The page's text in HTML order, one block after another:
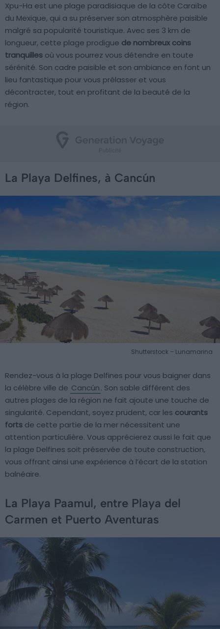
Xpu-Ha est une plage paradisiaque de la côte Caraïbe
du Mexique, qui a su préserver son atmosphère paisible
malgré sa popularité touristique. Avec ses 3 km de
longueur, cette plage prodigue de nombreux coins
tranquilles où vous pourrez vous détendre en toute
sérénité. Son cadre paisible et son ambiance en font un
lieu fantastique pour vous prélasser et vous
décontracter, tout en profitant de la beauté de la
région.
La Playa Delfines, à Cancún
Shutterstock – Lunamarina
Rendez-vous à la plage Delfines pour vous baigner dans
la célèbre ville de Cancún. Son sable différent des
autres plages de la région ne fait ajoute une touche de
singularité. Cependant, soyez prudent, car les courants
forts de cette partie de la mer nécessitent une
attention particulière. Vous apprécierez aussi le fait que
la plage Delfines soit préservée de toute construction,
vous offrant ainsi une expérience à l’écart de la station
balnéaire.
La Playa Paamul, entre Playa del
Carmen et Puerto Aventuras